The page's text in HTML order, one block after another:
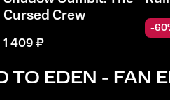
Cursed Crew
1 409₽
-60
TO EDEN - FAN